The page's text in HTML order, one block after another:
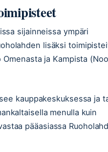
sijainneissa ympäri
lisäksi
ja Kampista
kauppakeskuksessa ja
menulla kuin
pääasiassa